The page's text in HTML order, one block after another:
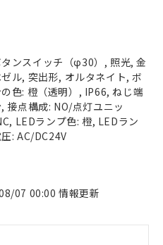
ンスイッチ（φ30）, 照光, 金
ル, 突出形, オルタネイト, ボ
色: 橙（透明）, IP66, ねじ端
接点構成: NO/点灯ユニッ
LEDランプ色: 橙, LEDラン
: AC/DC24V
07 00:00 情報更新